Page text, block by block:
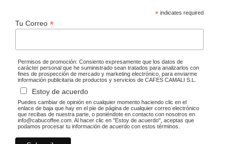
* indicates required
Tu Correo *
Permisos de promoción: Consiento expresamente que los datos de
carácter personal que he suministrado sean tratados para analizarlos con
fines de prospección de mercado y marketing electrónico, para enviarme
información publicitaria de productos y servicios de CAFES CAMALI S.L.
Estoy de acuerdo
Puedes cambiar de opinión en cualquier momento haciendo clic en el
enlace de baja que hay en el pie de página de cualquier correo electrónico
que recibas de nuestra parte, o poniéndote en contacto con nosotros en
info@cabucoffee.com. Al hacer clic en "Estoy de acuerdo", aceptas que
podamos procesar tu información de acuerdo con estos términos.